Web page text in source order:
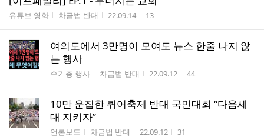
게시판명
유튜브 영화 작성자
차금법 반대 작성시간
22.09.14 조회수
13
여의도에서 3만명이 모여도 뉴스 한줄 나지 않
는 행사
게시판명
수기총 행사 작성자
차금법 반대 작성시간
22.09.12 조회수
44
10만 운집한 퀴어축제 반대 국민대회 “다음세
대 지키자”
게시판명
언론보도 작성자
차금법 반대 작성시간
22.09.12 조회수
31